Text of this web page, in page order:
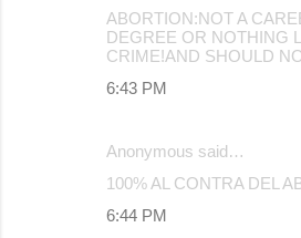
ABORTION:NOT A
DEGREE OR NOTHING
CRIME!AND SHOULD
6:43 PM
Anonymous said…
100% AL CONTRA DEL
6:44 PM